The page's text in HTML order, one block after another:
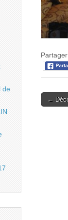
Partager
Post
←
de